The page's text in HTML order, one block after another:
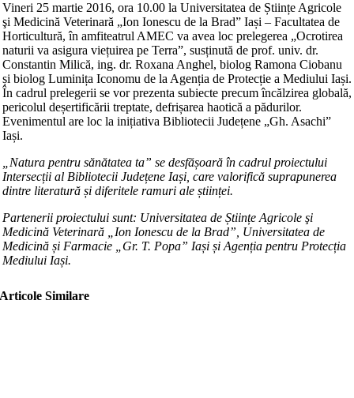
Vineri 25 martie 2016, ora 10.00 la Universitatea de Științe Agricole
şi Medicină Veterinară „Ion Ionescu de la Brad” Iași – Facultatea de
Horticultură, în amfiteatrul AMEC va avea loc prelegerea „Ocrotirea
naturii va asigura viețuirea pe Terra”, susținută de prof. univ. dr.
Constantin Milică, ing. dr. Roxana Anghel, biolog Ramona Ciobanu
și biolog Luminița Iconomu de la Agenția de Protecție a Mediului Iași.
În cadrul prelegerii se vor prezenta subiecte precum încălzirea globală,
pericolul deșertificării treptate, defrișarea haotică a pădurilor.
Evenimentul are loc la inițiativa Bibliotecii Județene „Gh. Asachi”
Iași.
„Natura pentru sănătatea ta” se desfășoară în cadrul proiectului
Intersecții al Bibliotecii Județene Iași, care valorifică suprapunerea
dintre literatură și diferitele ramuri ale științei.
Partenerii proiectului sunt: Universitatea de Științe Agricole şi
Medicină Veterinară „Ion Ionescu de la Brad”, Universitatea de
Medicină și Farmacie „Gr. T. Popa” Iași și Agenția pentru Protecția
Mediului Iași.
Articole Similare